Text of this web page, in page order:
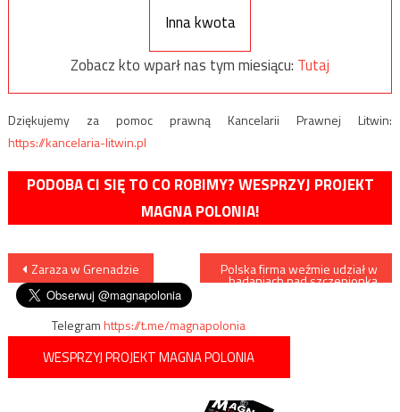
Inna kwota
Zobacz kto wparł nas tym miesiącu: Tutaj
Dziękujemy za pomoc prawną Kancelarii Prawnej Litwin:
https://kancelaria-litwin.pl
PODOBA CI SIĘ TO CO ROBIMY? WESPRZYJ PROJEKT
MAGNA POLONIA!
Nawigacja
wpisu
Zaraza w Grenadzie Polska firma weźmie udział w
badaniach nad szczepionką
Telegramhttps://t.me/magnapolonia
WESPRZYJ PROJEKT MAGNA POLONIA